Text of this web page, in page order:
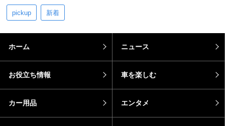
pickup 新着
ホーム ニュース
お役立ち情報 車を楽しむ
カー用品 エンタメ